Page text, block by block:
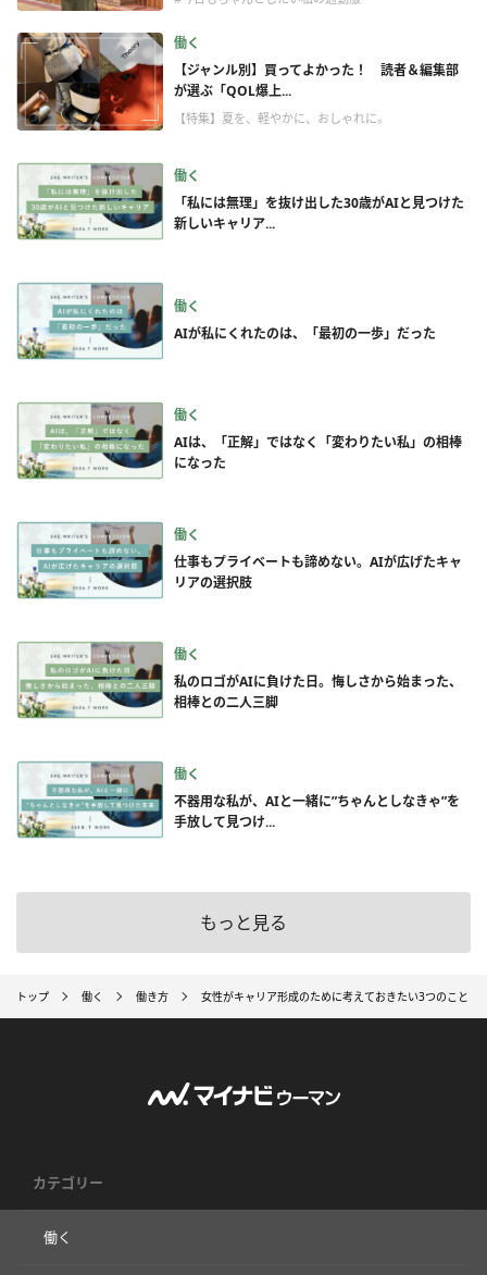
働く
【ジャンル別】買ってよかった！ 読者＆編集部
が選ぶ「QOL爆上...
【特集】夏を、軽やかに、おしゃれに。
働く
「私には無理」を抜け出した30歳がAIと見つけた
新しいキャリア...
働く
AIが私にくれたのは、「最初の一歩」だった
働く
AIは、「正解」ではなく「変わりたい私」の相棒
になった
働く
仕事もプライベートも諦めない。AIが広げたキャ
リアの選択肢
働く
私のロゴがAIに負けた日。悔しさから始まった、
相棒との二人三脚
働く
不器用な私が、AIと一緒に”ちゃんとしなきゃ”を
手放して見つけ...
もっと見る
トップ 働く 働き方 女性がキャリア形成のために考えておきたい3つのこと
カテゴリー
働く